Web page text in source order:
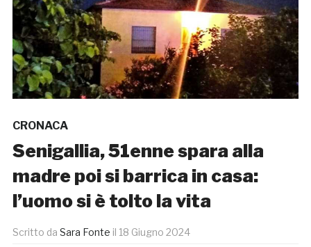
CRONACA
Senigallia, 51enne spara alla
madre poi si barrica in casa:
l’uomo si è tolto la vita
Scritto da Sara Fonte il 18 Giugno 2024